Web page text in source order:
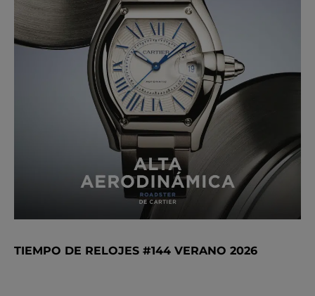
TIEMPO DE RELOJES #144 VERANO 2026